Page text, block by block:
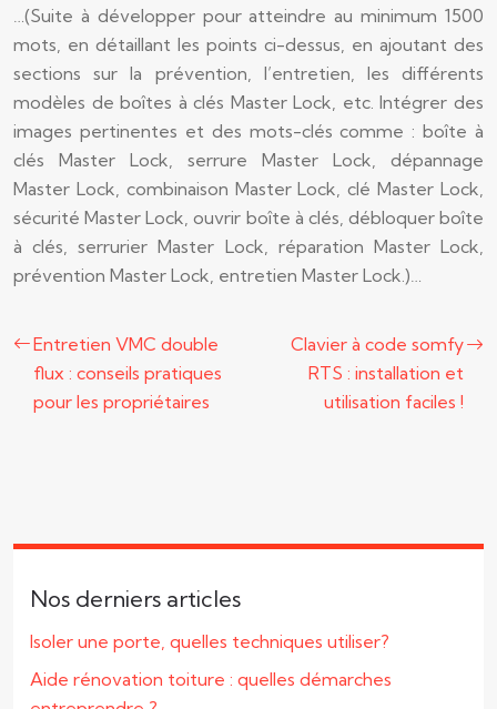
…(Suite à développer pour atteindre au minimum 1500
mots, en détaillant les points ci-dessus, en ajoutant des
sections sur la prévention, l’entretien, les différents
modèles de boîtes à clés Master Lock, etc. Intégrer des
images pertinentes et des mots-clés comme : boîte à
clés Master Lock, serrure Master Lock, dépannage
Master Lock, combinaison Master Lock, clé Master Lock,
sécurité Master Lock, ouvrir boîte à clés, débloquer boîte
à clés, serrurier Master Lock, réparation Master Lock,
prévention Master Lock, entretien Master Lock.)…
Entretien VMC double
flux : conseils pratiques
pour les propriétaires
Clavier à code somfy
RTS : installation et
utilisation faciles !
Nos derniers articles
Isoler une porte, quelles techniques utiliser?
Aide rénovation toiture : quelles démarches